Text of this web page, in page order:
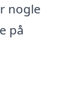
nogle
på